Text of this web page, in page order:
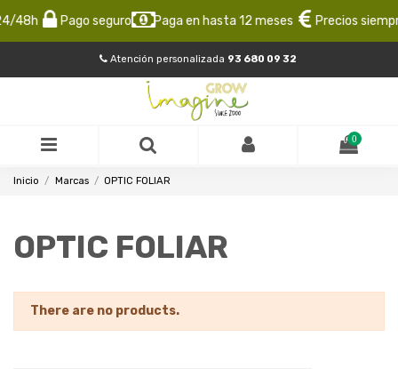
48h Pago seguro Paga en hasta 12 meses Precios
Atención personalizada 93 680 09 32
0
Inicio Marcas OPTIC FOLIAR
OPTIC FOLIAR
There are no products.